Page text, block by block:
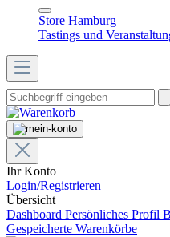
Store Hamburg
Tastings und
Ihr Konto
Login/Registrieren
Übersicht
Dashboard Persönliches Profil
Gespeicherte Warenkörbe